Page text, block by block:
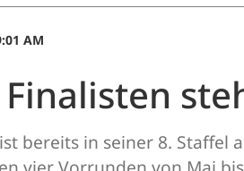
AM
bereits in seiner 8.